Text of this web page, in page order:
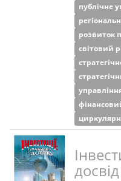
публічне
розвиток
світовий